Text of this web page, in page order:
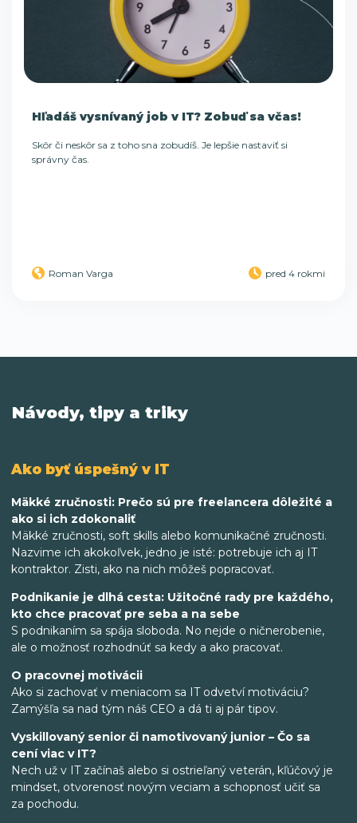
Hľadáš vysnívaný job v IT? Zobuď sa včas!
Skôr či neskôr sa z toho sna zobudíš. Je lepšie nastaviť si
správny čas.
Roman Varga pred 4 rokmi
Návody, tipy a triky
Ako byť úspešný v IT
Mäkké zručnosti: Prečo sú pre freelancera dôležité a
ako si ich zdokonaliť
Mäkké zručnosti, soft skills alebo komunikačné zručnosti.
Nazvime ich akokoľvek, jedno je isté: potrebuje ich aj IT
kontraktor. Zisti, ako na nich môžeš popracovať.
Podnikanie je dlhá cesta: Užitočné rady pre každého,
kto chce pracovať pre seba a na sebe
S podnikaním sa spája sloboda. No nejde o ničnerobenie,
ale o možnosť rozhodnúť sa kedy a ako pracovať.
O pracovnej motivácii
Ako si zachovať v meniacom sa IT odvetví motiváciu?
Zamýšľa sa nad tým náš CEO a dá ti aj pár tipov.
Vyskillovaný senior či namotivovaný junior – Čo sa
cení viac v IT?
Nech už v IT začínaš alebo si ostrieľaný veterán, kľúčový je
mindset, otvorenosť novým veciam a schopnosť učiť sa
za pochodu.